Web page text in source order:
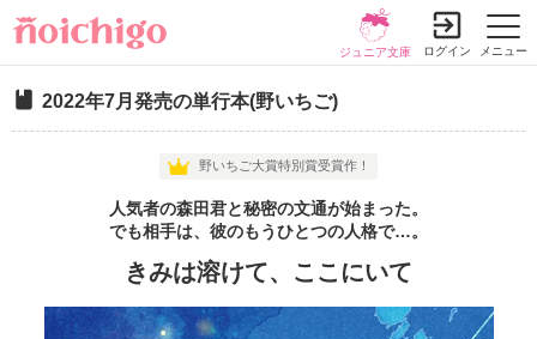
メニュー
ジュニア文庫 ログイン
2022年7月発売の単行本(野いちご)
野いちご大賞特別賞受賞作！
人気者の森田君と秘密の文通が始まった。
でも相手は、彼のもうひとつの人格で…。
きみは溶けて、ここにいて